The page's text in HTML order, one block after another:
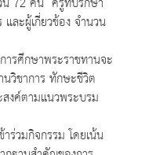
ะผู้เกี่ยวข้อง จำนวน
ารศึกษาพระราชทานจะ
วิชาการ ทักษะชีวิต
งค์ตามแนวพระบรม
ร่วมกิจกรรม โดยเน้น